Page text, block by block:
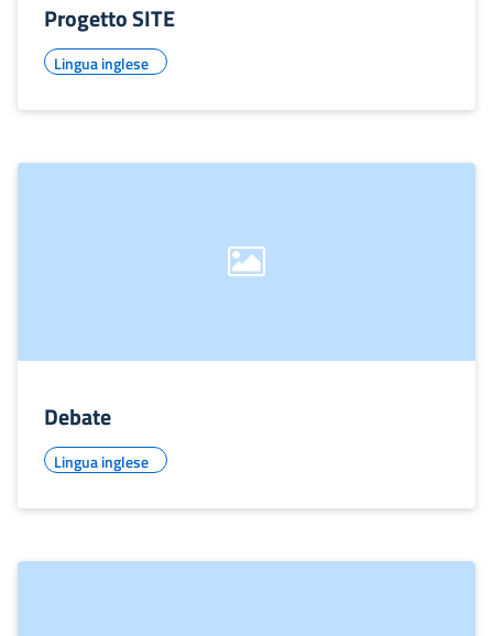
Progetto SITE
Lingua inglese
Debate
Lingua inglese